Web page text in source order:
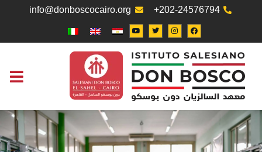
+202-24576794
info@donboscocairo.org